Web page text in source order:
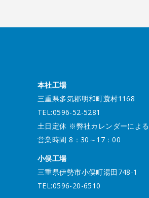
本社工場
三重県多気郡明和町蓑村1168
TEL:0596-52-5281
土日定休 ※弊社カレンダーによる
営業時間 8：30～17：00
小俣工場
三重県伊勢市小俣町湯田748-1
TEL:0596-20-6510